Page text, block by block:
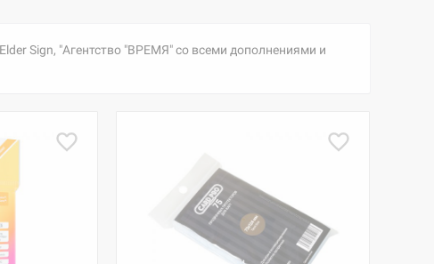
Sign, "Агентство "ВРЕМЯ" со всеми дополнениями и